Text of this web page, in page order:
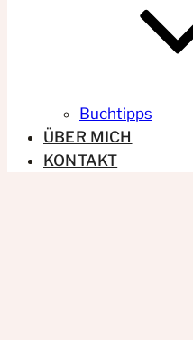
Buchtipps
ÜBER MICH
KONTAKT